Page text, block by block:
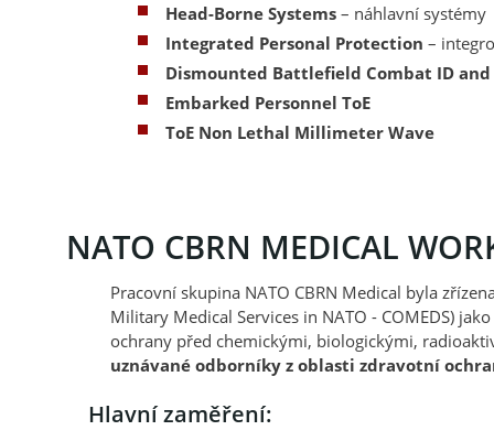
Head-Borne Systems – náhlavní systémy
Integrated Personal Protection –
Dismounted Battlefield Combat ID
Embarked Personnel ToE
ToE Non Lethal Millimeter Wave
NATO CBRN MEDICAL
Pracovní skupina NATO CBRN Medical byla
Military Medical Services in NATO - COMEDS)
ochrany před chemickými, biologickými,
uznávané odborníky z oblasti zdravotní
Hlavní zaměření: